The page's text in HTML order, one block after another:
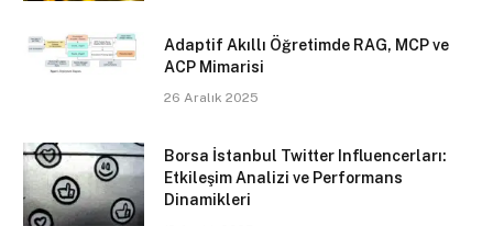
Adaptif Akıllı Öğretimde RAG, MCP ve
ACP Mimarisi
26 Aralık 2025
Borsa İstanbul Twitter Influencerları:
Etkileşim Analizi ve Performans
Dinamikleri